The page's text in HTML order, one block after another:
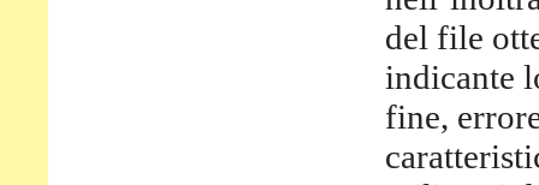
del file
indicante
fine,